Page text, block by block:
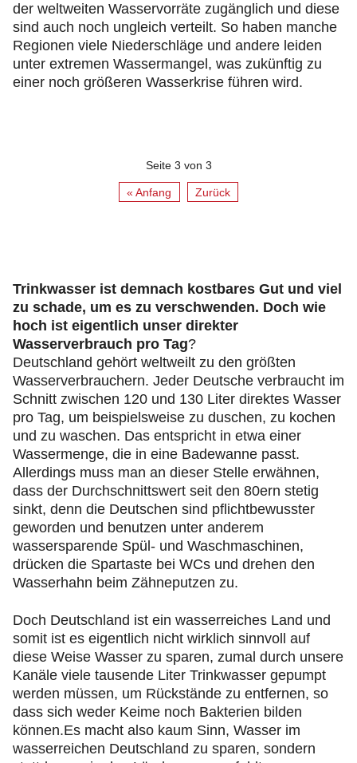
der weltweiten Wasservorräte zugänglich und diese
sind auch noch ungleich verteilt. So haben manche
Regionen viele Niederschläge und andere leiden
unter extremen Wassermangel, was zukünftig zu
einer noch größeren Wasserkrise führen wird.
Seite 3 von 3
« Anfang Zurück
Trinkwasser ist demnach kostbares Gut und viel
zu schade, um es zu verschwenden. Doch wie
hoch ist eigentlich unser direkter
Wasserverbrauch pro Tag?
Deutschland gehört weltweilt zu den größten
Wasserverbrauchern. Jeder Deutsche verbraucht im
Schnitt zwischen 120 und 130 Liter direktes Wasser
pro Tag, um beispielsweise zu duschen, zu kochen
und zu waschen. Das entspricht in etwa einer
Wassermenge, die in eine Badewanne passt.
Allerdings muss man an dieser Stelle erwähnen,
dass der Durchschnittswert seit den 80ern stetig
sinkt, denn die Deutschen sind pflichtbewusster
geworden und benutzen unter anderem
wassersparende Spül- und Waschmaschinen,
drücken die Spartaste bei WCs und drehen den
Wasserhahn beim Zähneputzen zu.
Doch Deutschland ist ein wasserreiches Land und
somit ist es eigentlich nicht wirklich sinnvoll auf
diese Weise Wasser zu sparen, zumal durch unsere
Kanäle viele tausende Liter Trinkwasser gepumpt
werden müssen, um Rückstände zu entfernen, so
dass sich weder Keime noch Bakterien bilden
können.Es macht also kaum Sinn, Wasser im
wasserreichen Deutschland zu sparen, sondern